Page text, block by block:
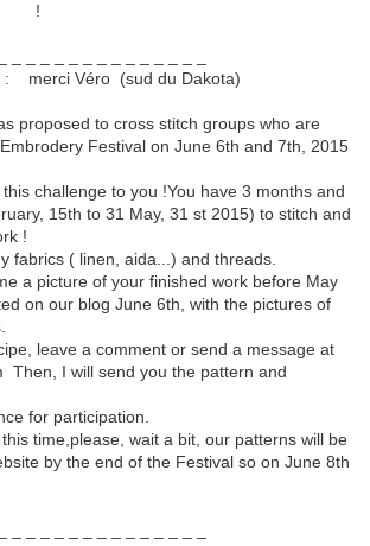
!
: merci Véro (sud du Dakota)
proposed to cross stitch groups who are
Festival on June 6th and 7th, 2015
challenge to you !You have 3 months and
15th to 31 May, 31 st 2015) to stitch and
!
fabrics ( linen, aida...) and threads.
a picture of your finished work before May
on our blog June 6th, with the pictures of
leave a comment or send a message at
Then, I will send you the pattern and
for participation.
time,please, wait a bit, our patterns will be
by the end of the Festival so on June 8th